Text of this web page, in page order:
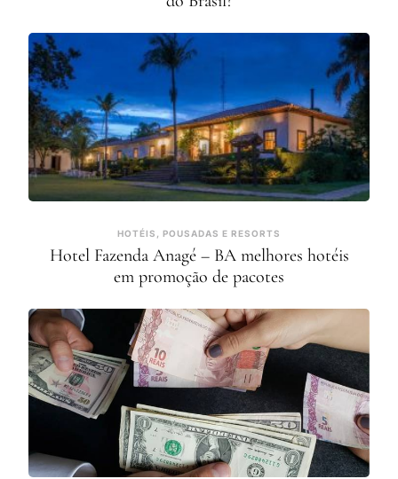
HOTÉIS, POUSADAS E RESORTS
Hotel Fazenda Anagé – BA melhores hotéis
em promoção de pacotes